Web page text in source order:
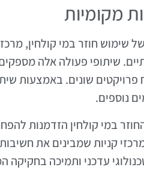
מקומיות
חוזר במי קולחין,
שיתופי פעולה אלה
שונים. באמצעות
נוספים.
במי קולחין הזדמנות
קניות שמבינים את
עדכני ותמיכה בחקיקה